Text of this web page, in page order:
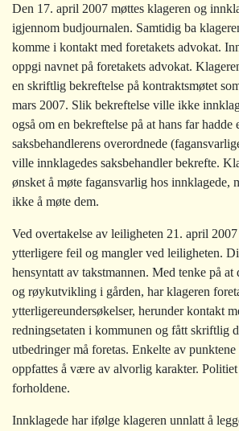
Den 17. april 2007 møttes klageren og
igjennom budjournalen. Samtidig ba
komme i kontakt med foretakets advokat.
oppgi navnet på foretakets advokat.
en skriftlig bekreftelse på kontraktsmøtet
mars 2007. Slik bekreftelse ville ikke
også om en bekreftelse på at hans far hadde
saksbehandlerens overordnede
ville innklagedes saksbehandler bekrefte.
ønsket å møte fagansvarlig hos innklagede,
ikke å møte dem.
Ved overtakelse av leiligheten 21. april
ytterligere feil og mangler ved leiligheten.
hensyntatt av takstmannen. Med tenke på
og røykutvikling i gården, har klageren
ytterligereundersøkelser, herunder kontakt
redningsetaten i kommunen og fått skriftlig
utbedringer må foretas. Enkelte av punktene
oppfattes å være av alvorlig karakter.
forholdene.
Innklagede har ifølge klageren unnlatt å